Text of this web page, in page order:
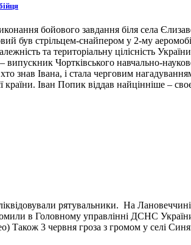
бойового завдання біля села
був стрільцем-снайпером у 2-му
та територіальну цілісність
Чортківського навчально-
знав Івана, і стала черговим
країни. Іван Попик віддав найцінніше –
рятувальники. На
в Головному управлінні ДСНС України
Також 3 червня гроза з громом у селі